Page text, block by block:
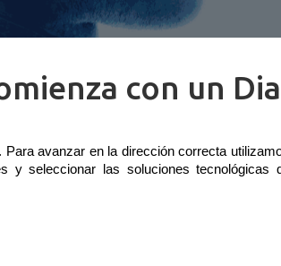
con un
Para avanzar en la dirección correcta
y seleccionar las soluciones tecnológicas